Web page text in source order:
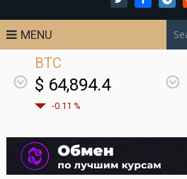
MENU
BTC
$ 64,894.4
-0.11 %